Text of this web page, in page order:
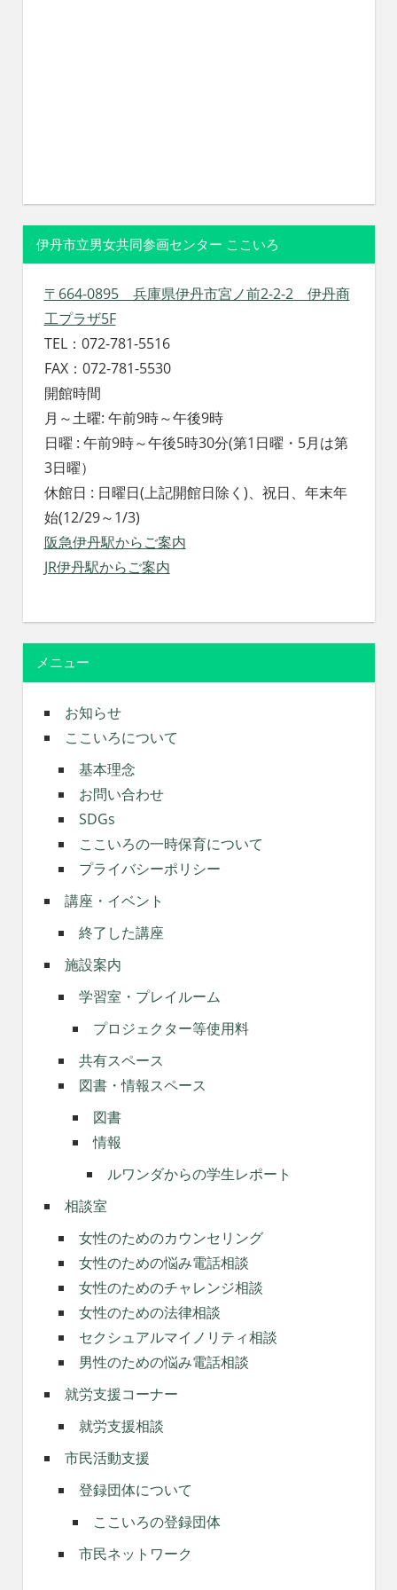
伊丹市立男女共同参画センター ここいろ
〒664-0895 兵庫県伊丹市宮ノ前2-2-2 伊丹商
工プラザ5F
TEL：072-781-5516
FAX：072-781-5530
開館時間
月～土曜: 午前9時～午後9時
日曜 : 午前9時～午後5時30分(第1日曜・5月は第
3日曜）
休館日 : 日曜日(上記開館日除く)、祝日、年末年
始(12/29～1/3)
阪急伊丹駅からご案内
JR伊丹駅からご案内
メニュー
お知らせ
ここいろについて
基本理念
お問い合わせ
SDGs
ここいろの一時保育について
プライバシーポリシー
講座・イベント
終了した講座
施設案内
学習室・プレイルーム
プロジェクター等使用料
共有スペース
図書・情報スペース
図書
情報
ルワンダからの学生レポート
相談室
女性のためのカウンセリング
女性のための悩み電話相談
女性のためのチャレンジ相談
女性のための法律相談
セクシュアルマイノリティ相談
男性のための悩み電話相談
就労支援コーナー
就労支援相談
市民活動支援
登録団体について
ここいろの登録団体
市民ネットワーク